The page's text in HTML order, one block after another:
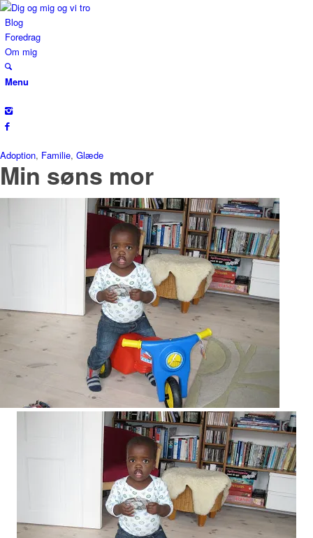
Blog
Foredrag
Om mig
Menu
Adoption, Familie, Glæde
Min søns mor